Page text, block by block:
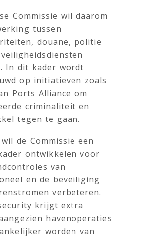
Commissie wil daarom
tussen
douane, politie
In dit kader wordt
op initiatieven zoals
Ports Alliance om
criminaliteit en
tegen te gaan.
de Commissie een
ontwikkelen voor
van
en de beveiliging
verbeteren.
krijgt extra
havenoperaties
worden van